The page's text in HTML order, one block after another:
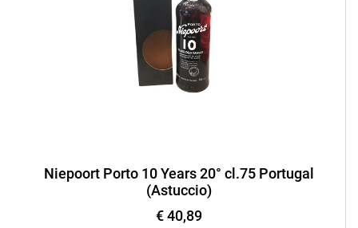
Niepoort Porto 10 Years 20° cl.75 Portugal
(Astuccio)
€ 40,89